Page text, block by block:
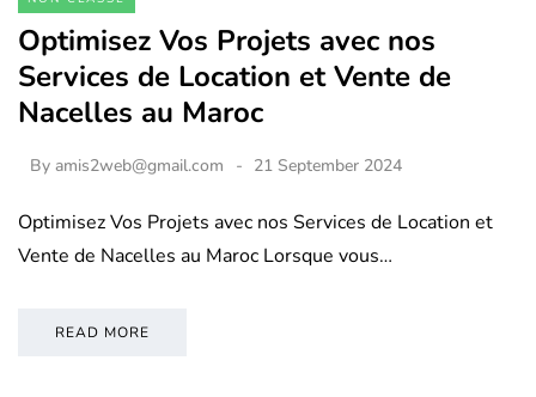
Optimisez Vos Projets avec nos
Services de Location et Vente de
Nacelles au Maroc
By amis2web@gmail.com 21 September 2024
Optimisez Vos Projets avec nos Services de Location et
Vente de Nacelles au Maroc Lorsque vous…
READ MORE